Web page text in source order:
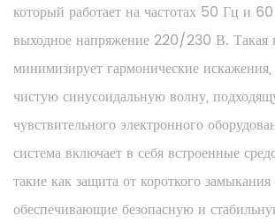
который работает на частотах 50 Гц и
выходное напряжение 220/230 В. Такая
минимизирует гармонические искажения,
чистую синусоидальную волну,
чувствительного электронного
система включает в себя встроенные
такие как защита от короткого
обеспечивающие безопасную и